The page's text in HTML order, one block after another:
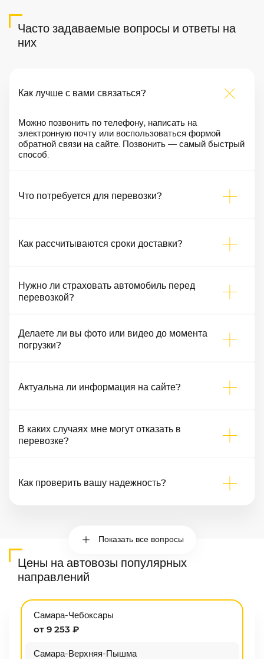
Часто задаваемые вопросы и ответы на
них
Как лучше с вами связаться?
Можно позвонить по телефону, написать на
электронную почту или воспользоваться формой
обратной связи на сайте. Позвонить — самый быстрый
способ.
Что потребуется для перевозки?
Как рассчитываются сроки доставки?
Нужно ли страховать автомобиль перед
перевозкой?
Делаете ли вы фото или видео до момента
погрузки?
Актуальна ли информация на сайте?
В каких случаях мне могут отказать в
перевозке?
Как проверить вашу надежность?
Показать все вопросы
Цены на автовозы популярных
направлений
Самара-Чебоксары
от 9 253 ₽
Самара-Верхняя-Пышма